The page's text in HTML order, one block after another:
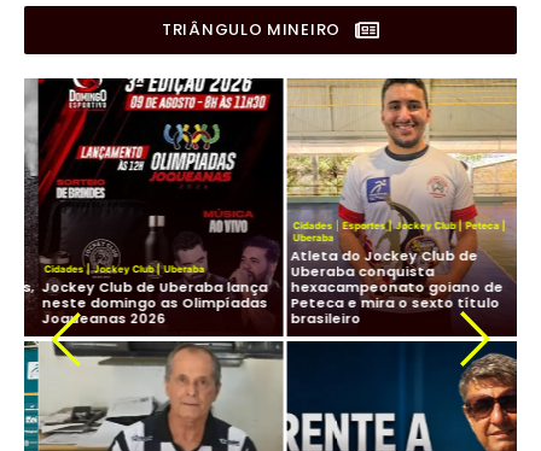
TRIÂNGULO MINEIRO
Cidades| Jockey Club| Uberaba
Jockey Club de Uberaba lança
neste domingo as Olimpíadas
Joqueanas 2026
Cidades| Esportes| Jockey Club| Peteca|
Uberaba
Atleta do Jockey Club de
Uberaba conquista
hexacampeonato goiano de
Peteca e mira o sexto título
brasileiro